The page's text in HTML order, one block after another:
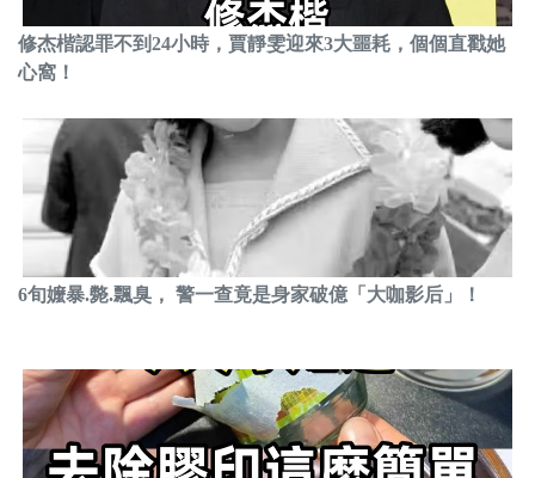
修杰楷認罪不到24小時，賈靜雯迎來3大噩耗，個個直戳她
心窩！
6旬嬤暴.斃.飄臭， 警一查竟是身家破億「大咖影后」！